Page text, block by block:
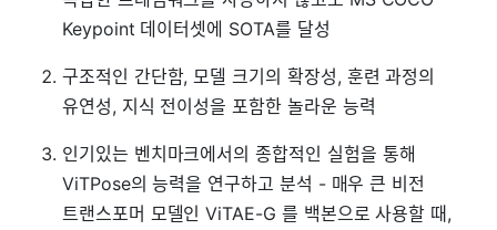
Keypoint 데이터셋에 SOTA를 달성
구조적인 간단함, 모델 크기의 확장성, 훈련 과정의
유연성, 지식 전이성을 포함한 놀라운 능력
인기있는 벤치마크에서의 종합적인 실험을 통해
ViTPose의 능력을 연구하고 분석 - 매우 큰 비전
트랜스포머 모델인 ViTAE-G 를 백본으로 사용할 때,